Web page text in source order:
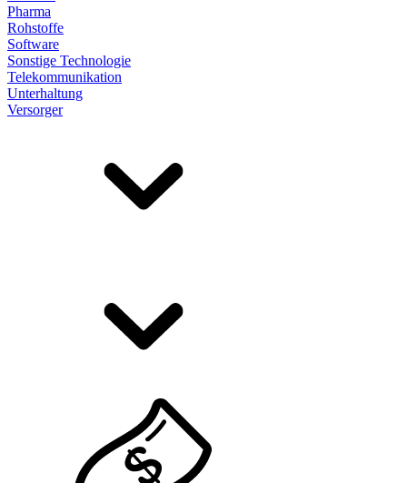
Pharma
Rohstoffe
Software
Sonstige Technologie
Telekommunikation
Unterhaltung
Versorger